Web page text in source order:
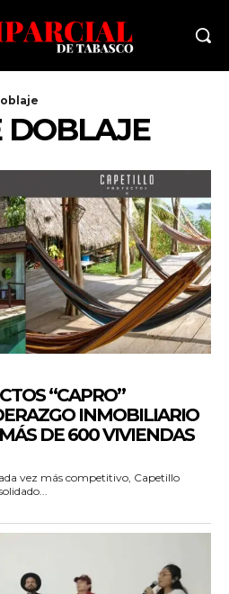
DOBLAJE
“CAPRO”
INMOBILIARIO
DE 600 VIVIENDAS
vez más competitivo, Capetillo